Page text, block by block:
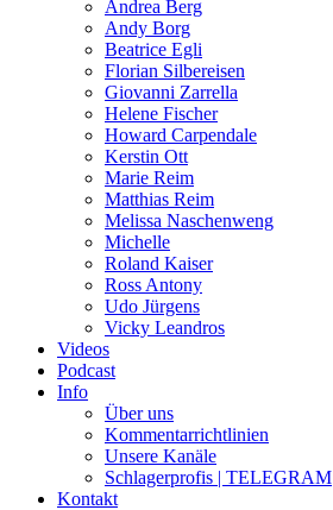
Andrea Berg
Andy Borg
Beatrice Egli
Florian Silbereisen
Giovanni Zarrella
Helene Fischer
Howard Carpendale
Kerstin Ott
Marie Reim
Matthias Reim
Melissa Naschenweng
Michelle
Roland Kaiser
Ross Antony
Udo Jürgens
Vicky Leandros
Videos
Podcast
Info
Über uns
Kommentarrichtlinien
Unsere Kanäle
Schlagerprofis | TELEGRAM
Kontakt